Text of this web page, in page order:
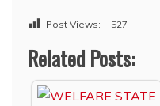
Post Views: 527
Related Posts: